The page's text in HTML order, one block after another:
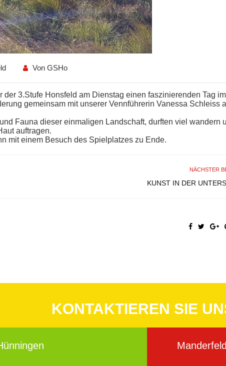
Von GSHo
3.Stufe Honsfeld am Dienstag einen faszinierenden Tag im
gemeinsam mit unserer Vennführerin Vanessa Schleiss
Fauna dieser einmaligen Landschaft, durften viel wandern
auftragen.
mit einem Besuch des Spielplatzes zu Ende.
NÄCHSTER
KUNST IN DER
KONTAKTIEREN SIE